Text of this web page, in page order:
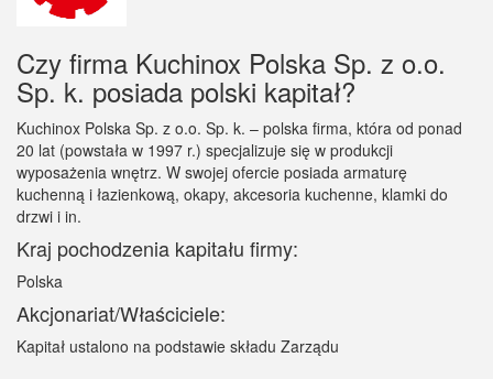
Czy firma Kuchinox Polska Sp. z o.o.
Sp. k. posiada polski kapitał?
Kuchinox Polska Sp. z o.o. Sp. k. – polska firma, która od ponad
20 lat (powstała w 1997 r.) specjalizuje się w produkcji
wyposażenia wnętrz. W swojej ofercie posiada armaturę
kuchenną i łazienkową, okapy, akcesoria kuchenne, klamki do
drzwi i in.
Kraj pochodzenia kapitału firmy:
Polska
Akcjonariat/Właściciele:
Kapitał ustalono na podstawie składu Zarządu